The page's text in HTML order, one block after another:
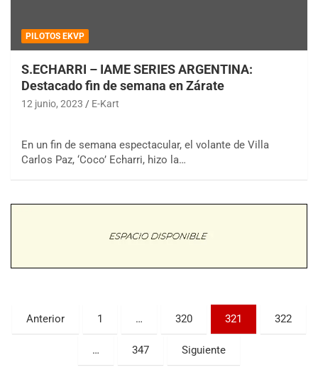
PILOTOS EKVP
S.ECHARRI – IAME SERIES ARGENTINA:
Destacado fin de semana en Zárate
12 junio, 2023 E-Kart
En un fin de semana espectacular, el volante de Villa
Carlos Paz, ‘Coco’ Echarri, hizo la…
Paginación
de
entradas
Anterior 1 … 320 321 322
… 347 Siguiente
COBERTURA ESPECIAL DE E-KART.COM.AR
KDO - F6
ENTRERRIANO - F6 (POSTERGADA)
Villaguay (Entre Ríos)